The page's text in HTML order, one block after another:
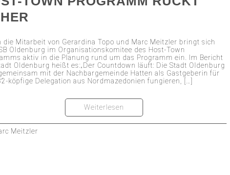
die Mitarbeit von Gerardina Topo und Marc Meitzler bringt sich
Oldenburg im Organisationskomitee des Host-Town
aktiv in die Planung rund um das Programm ein. Im Bericht
Oldenburg heißt es:„Der Countdown läuft: Die Stadt Oldenburg
mit der Nachbargemeinde Hatten als Gastgeberin für
köpfige Delegation aus Nordmazedonien fungieren, […]
Weiterlesen
Meitzler